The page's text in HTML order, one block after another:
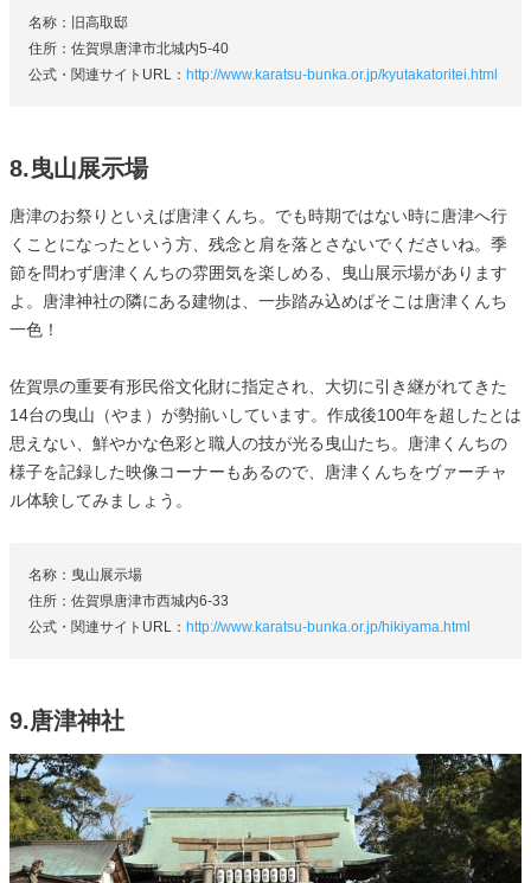
名称：旧高取邸
住所：佐賀県唐津市北城内5-40
公式・関連サイトURL： http://www.karatsu-bunka.or.jp/kyutakatoritei.html
8.曳山展示場
唐津のお祭りといえば唐津くんち。でも時期ではない時に唐津へ行
くことになったという方、残念と肩を落とさないでくださいね。季
節を問わず唐津くんちの雰囲気を楽しめる、曳山展示場があります
よ。唐津神社の隣にある建物は、一歩踏み込めばそこは唐津くんち
一色！
佐賀県の重要有形民俗文化財に指定され、大切に引き継がれてきた
14台の曳山（やま）が勢揃いしています。作成後100年を超したとは
思えない、鮮やかな色彩と職人の技が光る曳山たち。唐津くんちの
様子を記録した映像コーナーもあるので、唐津くんちをヴァーチャ
ル体験してみましょう。
名称：曳山展示場
住所：佐賀県唐津市西城内6-33
公式・関連サイトURL： http://www.karatsu-bunka.or.jp/hikiyama.html
9.唐津神社